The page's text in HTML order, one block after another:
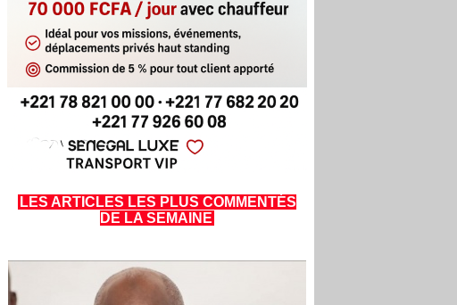
LES ARTICLES LES PLUS COMMENTÉS
DE LA SEMAINE